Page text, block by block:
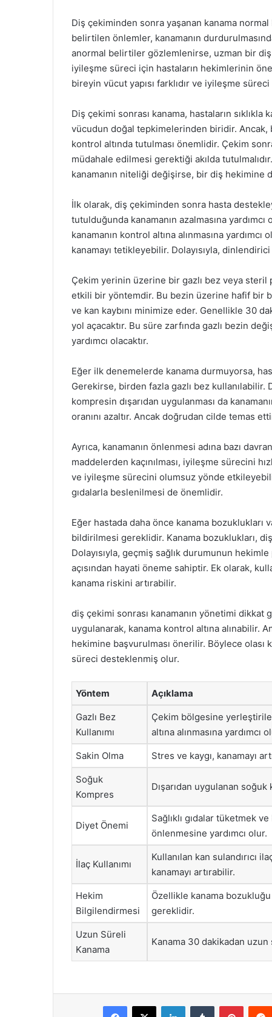
Diş çekiminden sonra yaşanan kanama
belirtilen önlemler, kanamanın
anormal belirtiler gözlemlenirse, uzman bir
iyileşme süreci için hastaların hekimlerinin
bireyin vücut yapısı farklıdır ve iyileşme
Diş çekimi sonrası kanama, hastaların sıklıkla
vücudun doğal tepkimelerinden biridir. Ancak,
kontrol altında tutulması önemlidir. Çekim
müdahale edilmesi gerektiği akılda
kanamanın niteliği değişirse, bir diş hekimine
İlk olarak, diş çekiminden sonra hasta
tutulduğunda kanamanın azalmasına
kanamanın kontrol altına alınmasına yardımcı
kanamayı tetikleyebilir. Dolayısıyla,
Çekim yerinin üzerine bir gazlı bez veya steril
etkili bir yöntemdir. Bu bezin üzerine hafif bir
ve kan kaybını minimize eder. Genellikle 30
yol açacaktır. Bu süre zarfında gazlı bezin
yardımcı olacaktır.
Eğer ilk denemelerde kanama durmuyorsa,
Gerekirse, birden fazla gazlı bez
kompresin dışarıdan uygulanması da
oranını azaltır. Ancak doğrudan cilde temas
Ayrıca, kanamanın önlenmesi adına bazı
maddelerden kaçınılması, iyileşme sürecini
ve iyileşme sürecini olumsuz yönde
gıdalarla beslenilmesi de önemlidir.
Eğer hastada daha önce kanama bozuklukları
bildirilmesi gereklidir. Kanama bozuklukları,
Dolayısıyla, geçmiş sağlık durumunun
açısından hayati öneme sahiptir. Ek olarak,
kanama riskini artırabilir.
diş çekimi sonrası kanamanın yönetimi
uygulanarak, kanama kontrol altına alınabilir.
hekimine başvurulması önerilir. Böylece
süreci desteklenmiş olur.
Yöntem Açıklama
Gazlı Bez
Kullanımı
Çekim bölgesine
altına alınmasına yardımcı
Sakin Olma Stres ve kaygı, kanamayı
Soğuk
Kompres
Dışarıdan uygulanan
Diyet Önemi
Sağlıklı gıdalar tüketmek
önlenmesine yardımcı olur.
İlaç Kullanımı
Kullanılan kan sulandırıcı
kanamayı artırabilir.
Hekim
Bilgilendirmesi
Özellikle kanama
gereklidir.
Uzun Süreli
Kanama
Kanama 30 dakikadan uzun
Facebook
X LinkedInTumblr Pinterest